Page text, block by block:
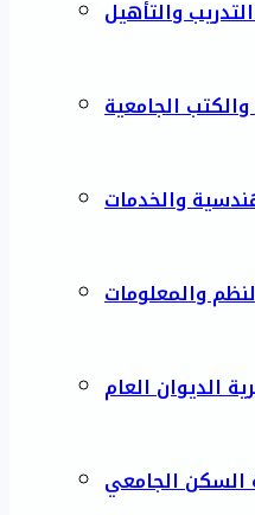
والتأهيل
الجامعية
والخدمات
والمعلومات
الديوان العام
السكن الجامعي